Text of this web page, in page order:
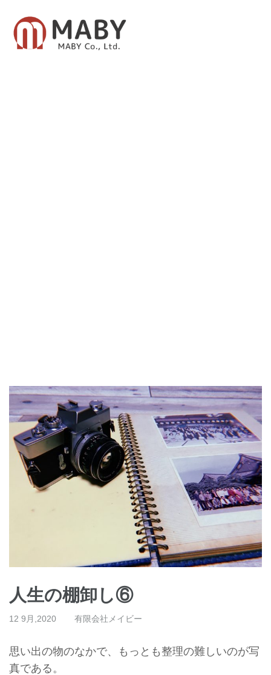
人生の棚卸し⑥
12 9月,2020 有限会社メイビー
思い出の物のなかで、もっとも整理の難しいのが写
真である。